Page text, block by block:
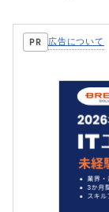
PR 広告について